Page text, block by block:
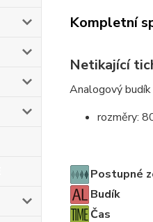
Kompletní
Netikající
Analogový
rozměry:
Postupné
Budík
Čas